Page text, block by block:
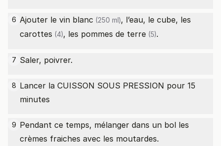
6 Ajouter le vin blanc (250 ml), l’eau, le cube, les
carottes (4), les pommes de terre (5).
7 Saler, poivrer.
8 Lancer la CUISSON SOUS PRESSION pour 15
minutes
9 Pendant ce temps, mélanger dans un bol les
crèmes fraiches avec les moutardes.